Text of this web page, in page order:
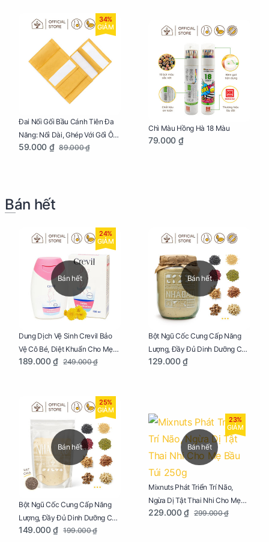
34%
GIẢM
Đai Nối Gối Bầu Cánh Tiên Đa
Năng: Nối Dài, Ghép Với Gối Ôm
Dễ Dàng
59.000 ₫ 89.000 ₫
Chì Màu Hồng Hà 18 Màu
79.000 ₫
Bán hết
Bán hết
24%
GIẢM
Dung Dịch Vệ Sinh Crevil Bảo
Vệ Cô Bé, Diệt Khuẩn Cho Mẹ
Bầu Chai 100ml
189.000 ₫ 249.000 ₫
Bán hết
Bột Ngũ Cốc Cung Cấp Năng
Lượng, Đầy Đủ Dinh Dưỡng Cho
Mẹ Bầu Hũ 250g
129.000 ₫
Bán hết
25%
GIẢM
Bột Ngũ Cốc Cung Cấp Năng
Lượng, Đầy Đủ Dinh Dưỡng Cho
Mẹ Bầu Túi 250g
149.000 ₫ 199.000 ₫
Bán hết
23%
GIẢM
Mixnuts Phát Triển Trí Não,
Ngừa Dị Tật Thai Nhi Cho Mẹ
Bầu Túi 250g
229.000 ₫ 299.000 ₫